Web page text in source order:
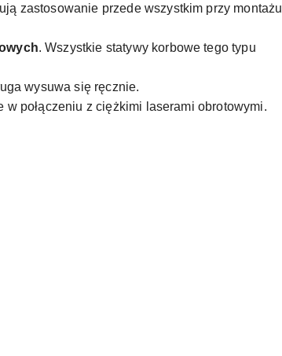
zastosowanie przede wszystkim przy montażu
. Wszystkie statywy korbowe tego typu
wysuwa się ręcznie.
połączeniu z ciężkimi laserami obrotowymi.